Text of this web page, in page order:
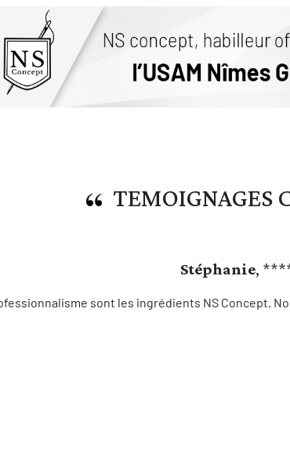
TEMOIGNAGES
Stéphanie,
sont les ingrédients NS Concept.